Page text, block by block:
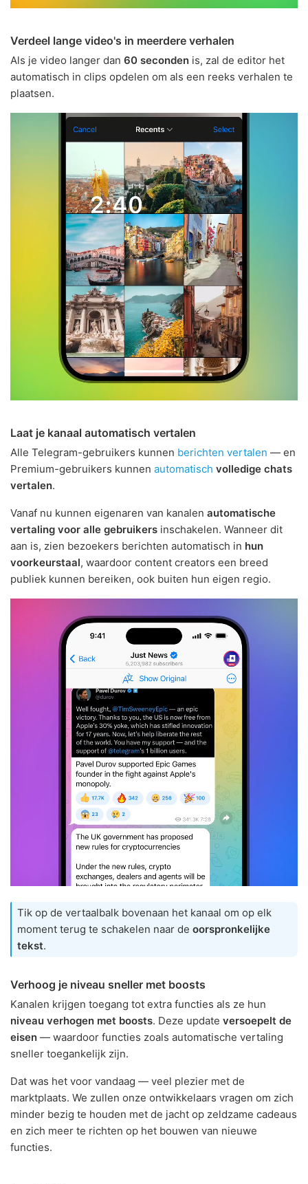
Verdeel lange video's in meerdere verhalen
Als je video langer dan 60 seconden is, zal de editor het
automatisch in clips opdelen om als een reeks verhalen te
plaatsen.
Laat je kanaal automatisch vertalen
Alle Telegram-gebruikers kunnen berichten vertalen — en
Premium-gebruikers kunnen automatisch volledige chats
vertalen.
Vanaf nu kunnen eigenaren van kanalen automatische
vertaling voor alle gebruikers inschakelen. Wanneer dit
aan is, zien bezoekers berichten automatisch in hun
voorkeurstaal, waardoor content creators een breed
publiek kunnen bereiken, ook buiten hun eigen regio.
Tik op de vertaalbalk bovenaan het kanaal om op elk
moment terug te schakelen naar de oorspronkelijke
tekst.
Verhoog je niveau sneller met boosts
Kanalen krijgen toegang tot extra functies als ze hun
niveau verhogen met boosts. Deze update versoepelt de
eisen — waardoor functies zoals automatische vertaling
sneller toegankelijk zijn.
Dat was het voor vandaag — veel plezier met de
marktplaats. We zullen onze ontwikkelaars vragen om zich
minder bezig te houden met de jacht op zeldzame cadeaus
en zich meer te richten op het bouwen van nieuwe
functies.